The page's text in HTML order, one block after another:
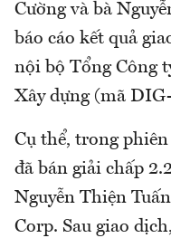
Cường và bà
báo cáo kết quả
nội bộ Tổng Công
Xây dựng (mã
Cụ thể, trong
đã bán giải chấp
Nguyễn Thiện
Corp. Sau giao